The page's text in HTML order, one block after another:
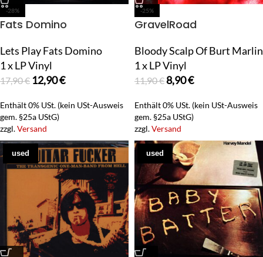
-28%
Fats Domino
Lets Play Fats Domino
1 x LP Vinyl
17,90€ 12,90€
Enthält 0% USt. (kein USt-Ausweis
gem. §25a UStG)
zzgl.Versand
-25%
GravelRoad
Bloody Scalp Of Burt Marlin
1 x LP Vinyl
11,90€8,90€
Enthält 0% USt. (kein USt-Ausweis
gem. §25a UStG)
zzgl.Versand
used used